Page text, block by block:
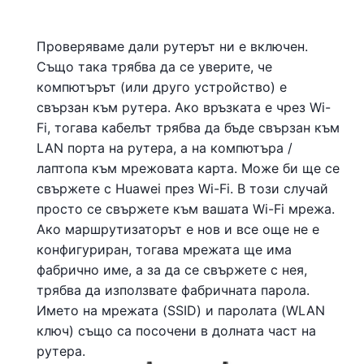
Проверяваме дали рутерът ни е включен.
Също така трябва да се уверите, че
компютърът (или друго устройство) е
свързан към рутера. Ако връзката е чрез Wi-
Fi, тогава кабелът трябва да бъде свързан към
LAN порта на рутера, а на компютъра /
лаптопа към мрежовата карта. Може би ще се
свържете с Huawei през Wi-Fi. В този случай
просто се свържете към вашата Wi-Fi мрежа.
Ако маршрутизаторът е нов и все още не е
конфигуриран, тогава мрежата ще има
фабрично име, а за да се свържете с нея,
трябва да използвате фабричната парола.
Името на мрежата (SSID) и паролата (WLAN
ключ) също са посочени в долната част на
рутера.